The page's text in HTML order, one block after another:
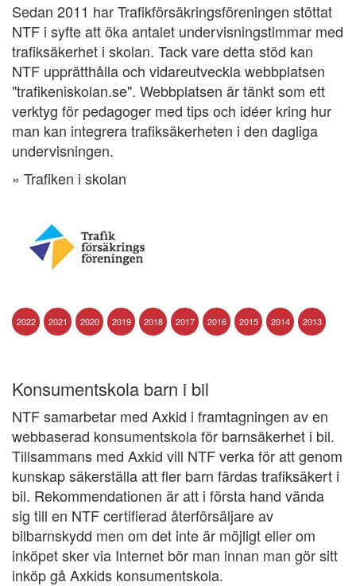
Sedan 2011 har Trafikförsäkringsföreningen stöttat
NTF i syfte att öka antalet undervisningstimmar med
trafiksäkerhet i skolan. Tack vare detta stöd kan
NTF upprätthålla och vidareutveckla webbplatsen
"trafikeniskolan.se". Webbplatsen är tänkt som ett
verktyg för pedagoger med tips och idéer kring hur
man kan integrera trafiksäkerheten i den dagliga
undervisningen.
» Trafiken i skolan
2022 2021 2020 2019 2018 2017 2016 2015 2014 2013
Konsumentskola barn i bil
NTF samarbetar med Axkid i framtagningen av en
webbaserad konsumentskola för barnsäkerhet i bil.
Tillsammans med Axkid vill NTF verka för att genom
kunskap säkerställa att fler barn färdas trafiksäkert i
bil. Rekommendationen är att i första hand vända
sig till en NTF certifierad återförsäljare av
bilbarnskydd men om det inte är möjligt eller om
inköpet sker via Internet bör man innan man gör sitt
inköp gå Axkids konsumentskola.